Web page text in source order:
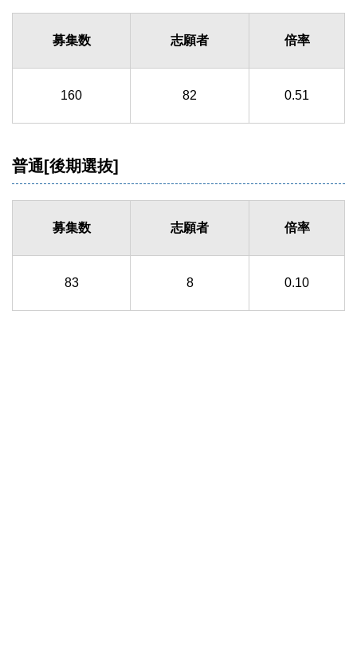
募集数 志願者 倍率
160 82 0.51
普通[後期選抜]
募集数 志願者 倍率
83 8 0.10